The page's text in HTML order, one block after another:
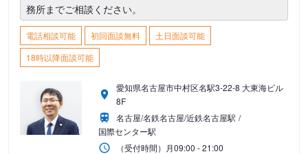
務所までご相談ください。
電話相談可能 初回面談無料
土日面談可能
18時以降面談可能
愛知県名古屋市中村区名駅3-22-8 大東海ビル
8F
名古屋/名鉄名古屋/近鉄名古屋駅
国際センター駅
（受付時間） 月09:00 - 21:00